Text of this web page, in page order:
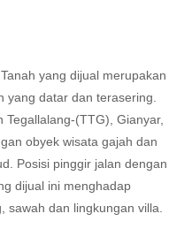
yang dijual merupakan
yang datar dan terasering.
(TTG), Gianyar,
obyek wisata gajah dan
Posisi pinggir jalan dengan
dijual ini menghadap
sawah dan lingkungan villa.